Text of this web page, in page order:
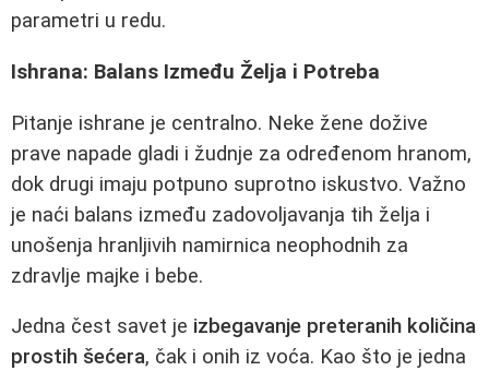
parametri u redu.
Ishrana: Balans Između Želja i Potreba
Pitanje ishrane je centralno. Neke žene dožive
prave napade gladi i žudnje za određenom hranom,
dok drugi imaju potpuno suprotno iskustvo. Važno
je naći balans između zadovoljavanja tih želja i
unošenja hranljivih namirnica neophodnih za
zdravlje majke i bebe.
Jedna čest savet je izbegavanje preteranih količina
prostih šećera, čak i onih iz voća. Kao što je jedna